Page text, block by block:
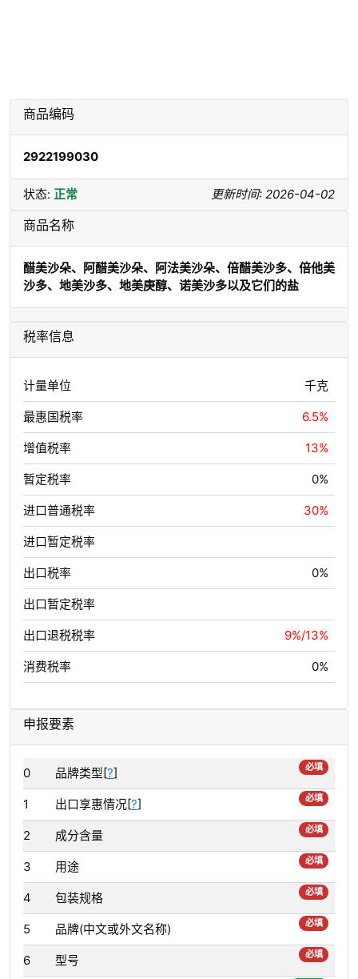
商品编码
2922199030
状态: 正常 更新时间: 2026-04-02
商品名称
醋美沙朵、阿醋美沙朵、阿法美沙朵、倍醋美沙多、倍他美
沙多、地美沙多、地美庚醇、诺美沙多以及它们的盐
税率信息
计量单位 千克
最惠国税率 6.5%
增值税率 13%
暂定税率 0%
进口普通税率 30%
进口暂定税率
出口税率 0%
出口暂定税率
出口退税税率 9%/13%
消费税率 0%
申报要素
0 品牌类型[?] 必填
1 出口享惠情况[?] 必填
2 成分含量 必填
3 用途 必填
4 包装规格 必填
5 品牌(中文或外文名称) 必填
6 型号 必填